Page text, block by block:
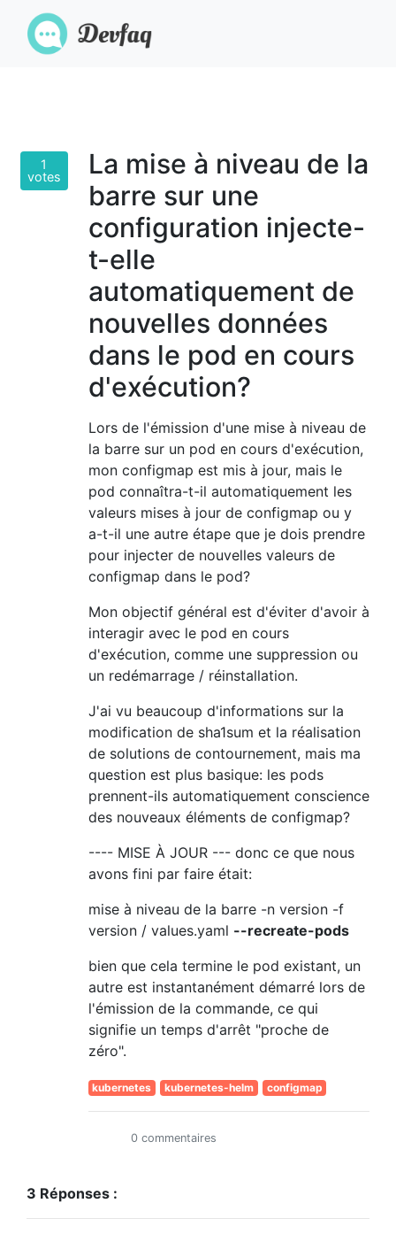
1
votes
La mise à niveau de la
barre sur une
configuration injecte-
t-elle
automatiquement de
nouvelles données
dans le pod en cours
d'exécution?
Lors de l'émission d'une mise à niveau de
la barre sur un pod en cours d'exécution,
mon configmap est mis à jour, mais le
pod connaîtra-t-il automatiquement les
valeurs mises à jour de configmap ou y
a-t-il une autre étape que je dois prendre
pour injecter de nouvelles valeurs de
configmap dans le pod?
Mon objectif général est d'éviter d'avoir à
interagir avec le pod en cours
d'exécution, comme une suppression ou
un redémarrage / réinstallation.
J'ai vu beaucoup d'informations sur la
modification de sha1sum et la réalisation
de solutions de contournement, mais ma
question est plus basique: les pods
prennent-ils automatiquement conscience
des nouveaux éléments de configmap?
---- MISE À JOUR --- donc ce que nous
avons fini par faire était:
mise à niveau de la barre -n version -f
version / values.yaml --recreate-pods
bien que cela termine le pod existant, un
autre est instantanément démarré lors de
l'émission de la commande, ce qui
signifie un temps d'arrêt "proche de
zéro".
kubernetes kubernetes-helm configmap
0 commentaires
3 Réponses :